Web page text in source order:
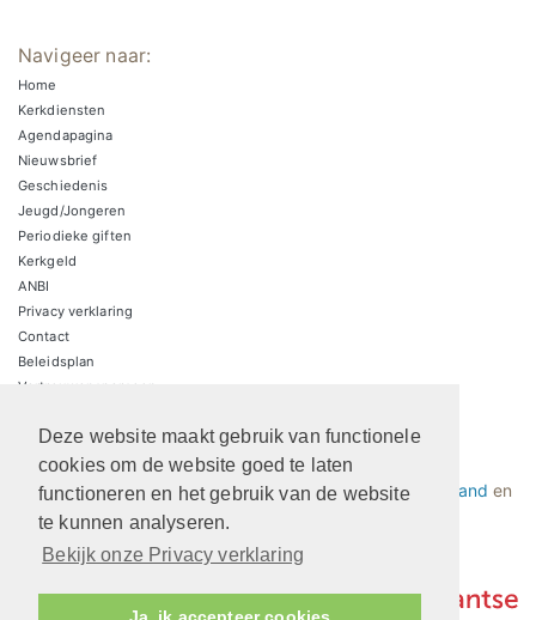
Deze website maakt gebruik van functionele
cookies om de website goed te laten
functioneren en het gebruik van de website
te kunnen analyseren.
Bekijk onze Privacy verklaring
Navigeer naar:
Home
Kerkdiensten
Agendapagina
Nieuwsbrief
Geschiedenis
Jeugd/Jongeren
Periodieke giften
Kerkgeld
ANBI
Privacy verklaring
Contact
Beleidsplan
Vertrouwenspersoon
Protestantsekerk.net is een samenwerking tussen de
dienstenorganisatie van deProtestantse Kerk in Nederland en
Human Content Mediaproducties B.V.